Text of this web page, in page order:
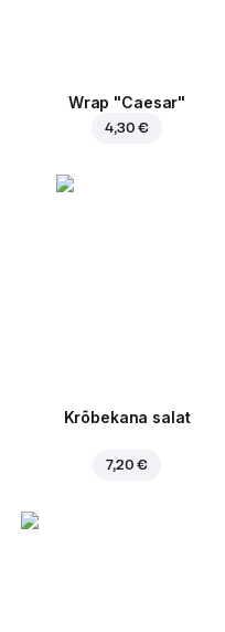
Wrap "Caesar"
4,30 €
Krõbekana salat
7,20 €